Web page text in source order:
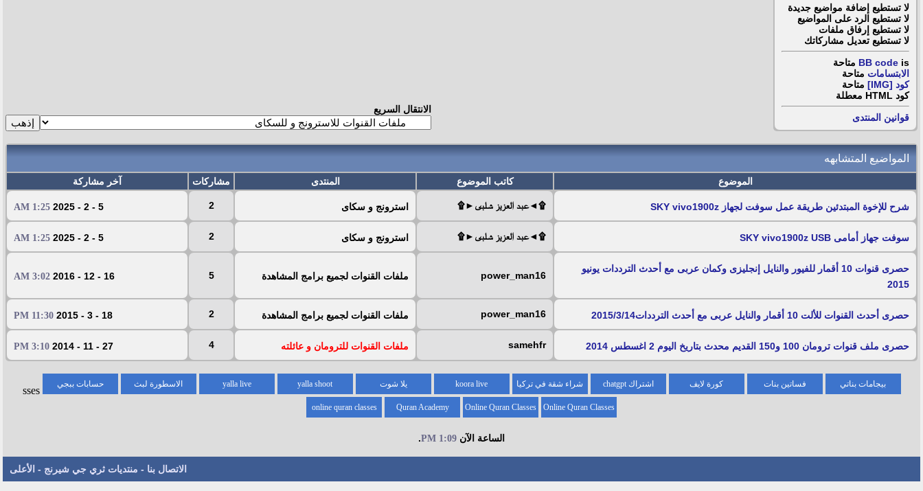
لا تستطيع إضافة مواضيع جديدة
لا تستطيع الرد على المواضيع
لا تستطيع إرفاق ملفات
لا تستطيع تعديل مشاركاتك
BB code is
متاحة
الابتسامات متاحة
كود [IMG]
متاحة
كود HTML
معطلة
قوانين المنتدى
الانتقال السريع
المواضيع المتشابهه
الموضوع كاتب الموضوع المنتدى مشاركات آخر مشاركة
شرح للإخوة المبتدئين طريقة عمل سوفت لجهاز SKY vivo1900z ۩◄عبد العزيز شلبى►۩ استرونج و سكاى 2
5 - 2 - 2025
1:25 AM
سوفت جهاز أمامى SKY vivo1900z USB ۩◄عبد العزيز شلبى►۩ استرونج و سكاى 2
5 - 2 - 2025
1:25 AM
حصرى قنوات 10 أقمار للفيور والنايل إنجليزى وكمان عربى مع أحدث الترددات يونيو
2015
power_man16 ملفات القنوات لجميع برامج المشاهدة 5
16 - 12 - 2016
3:02 AM
حصرى أحدث القنوات للألت 10 أقمار والنايل عربى مع أحدث الترددات2015/3/14 power_man16 ملفات القنوات لجميع برامج المشاهدة 2
18 - 3 - 2015
11:30 PM
حصرى ملف قنوات ترومان 100 و150 القديم محدث بتاريخ اليوم 2 اغسطس 2014 samehfr ملفات القنوات للترومان و عائلته 4
27 - 11 - 2014
3:10 PM
بيجامات بناتي فساتين بنات كورة لايف اشتراك chatgpt شراء شقة في تركيا koora live يلا شوت yalla shoot
yalla live الاسطورة لبث حسابات ببجي
sses
Online Quran Classes
Online Quran Classes
Quran Academy
online quran classes
الساعة الآن 1:09 PM
.
الاتصال بنا - منتديات ثري جي شيرنج - الأعلى